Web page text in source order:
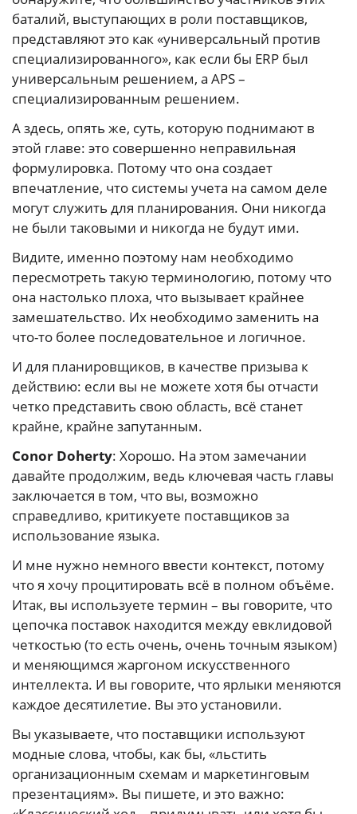
баталий, выступающих в роли поставщиков,
представляют это как «универсальный против
специализированного», как если бы ERP был
универсальным решением, а APS –
специализированным решением.
А здесь, опять же, суть, которую поднимают в
этой главе: это совершенно неправильная
формулировка. Потому что она создает
впечатление, что системы учета на самом деле
могут служить для планирования. Они никогда
не были таковыми и никогда не будут ими.
Видите, именно поэтому нам необходимо
пересмотреть такую терминологию, потому что
она настолько плоха, что вызывает крайнее
замешательство. Их необходимо заменить на
что-то более последовательное и логичное.
И для планировщиков, в качестве призыва к
действию: если вы не можете хотя бы отчасти
четко представить свою область, всё станет
крайне, крайне запутанным.
Conor Doherty: Хорошо. На этом замечании
давайте продолжим, ведь ключевая часть главы
заключается в том, что вы, возможно
справедливо, критикуете поставщиков за
использование языка.
И мне нужно немного ввести контекст, потому
что я хочу процитировать всё в полном объёме.
Итак, вы используете термин – вы говорите, что
цепочка поставок находится между евклидовой
четкостью (то есть очень, очень точным языком)
и меняющимся жаргоном искусственного
интеллекта. И вы говорите, что ярлыки меняются
каждое десятилетие. Вы это установили.
Вы указываете, что поставщики используют
модные слова, чтобы, как бы, «льстить
организационным схемам и маркетинговым
презентациям». Вы пишете, и это важно: